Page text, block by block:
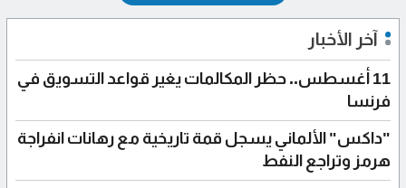
آخر الأخبار
11 أغسطس.. حظر المكالمات يغير قواعد التسويق في
فرنسا
"داكس" الألماني يسجل قمة تاريخية مع رهانات انفراجة
هرمز وتراجع النفط